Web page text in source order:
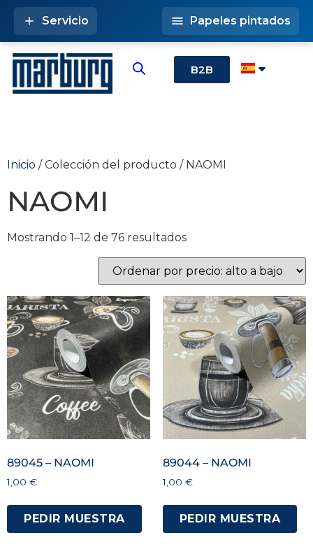
B2B
Servicio Papeles pintados
Inicio / Colección del producto / NAOMI
NAOMI
Mostrando 1–12 de 76 resultados
89045 – NAOMI
1,00 €
PEDIR MUESTRA
89044 – NAOMI
1,00 €
PEDIR MUESTRA